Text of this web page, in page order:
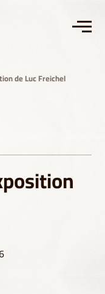
de Luc Freichel